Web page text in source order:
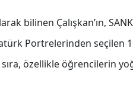
bilinen Çalışkan’ın,
Portrelerinden seçilen
özellikle öğrencilerin